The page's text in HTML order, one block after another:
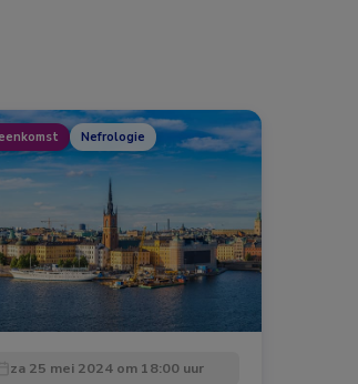
Nefrologie
za 25 mei 2024 om 18:00 uur